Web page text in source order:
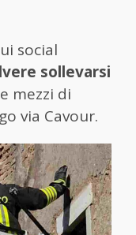
social
sollevarsi
mezzi di
via Cavour.